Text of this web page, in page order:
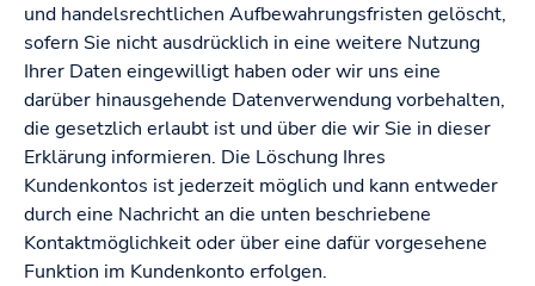
und handelsrechtlichen Aufbewahrungsfristen gelöscht,
sofern Sie nicht ausdrücklich in eine weitere Nutzung
Ihrer Daten eingewilligt haben oder wir uns eine
darüber hinausgehende Datenverwendung vorbehalten,
die gesetzlich erlaubt ist und über die wir Sie in dieser
Erklärung informieren. Die Löschung Ihres
Kundenkontos ist jederzeit möglich und kann entweder
durch eine Nachricht an die unten beschriebene
Kontaktmöglichkeit oder über eine dafür vorgesehene
Funktion im Kundenkonto erfolgen.